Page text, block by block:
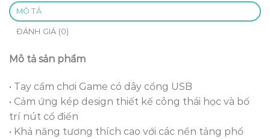
MÔ TẢ
ĐÁNH GIÁ (0)
Mô tả sản phẩm
• Tay cầm chơi Game có dây cổng USB
• Cảm ứng kép design thiết kế công thái học và bố
trí nút cổ điển
• Khả năng tương thích cao với các nền tảng phổ